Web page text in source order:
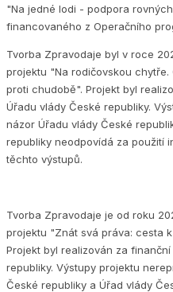
"Na jedné lodi - podpora
financovaného z Operačního
Tvorba Zpravodaje byl v roce
projektu "Na rodičovskou chytře.
proti chudobě". Projekt byl
Úřadu vlády České republiky.
názor Úřadu vlády České
republiky neodpovídá za použití
těchto výstupů.
Tvorba Zpravodaje je od roku
projektu "Znát svá práva: cesta
Projekt byl realizován za
republiky. Výstupy projektu
České republiky a Úřad vlády